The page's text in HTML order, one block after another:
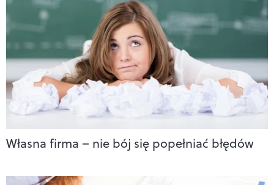
Własna firma – nie bój się popełniać błędów